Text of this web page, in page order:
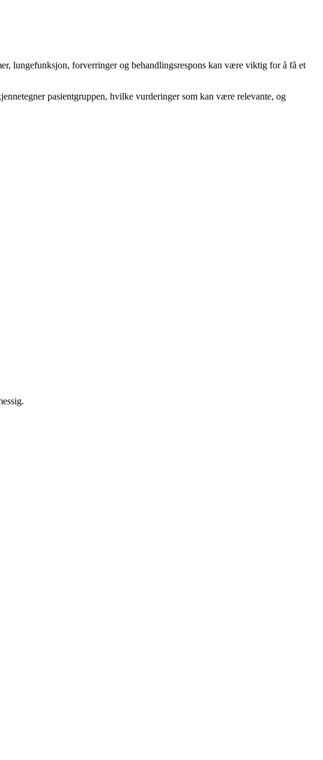
lungefunksjon, forverringer og behandlingsrespons kan være viktig for å få et
pasientgruppen, hvilke vurderinger som kan være relevante, og